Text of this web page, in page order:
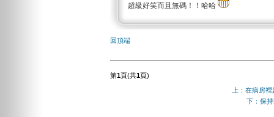
超級好笑而且無碼！！哈哈
回頂端
第1頁(共1頁)
上：在病房
下：保